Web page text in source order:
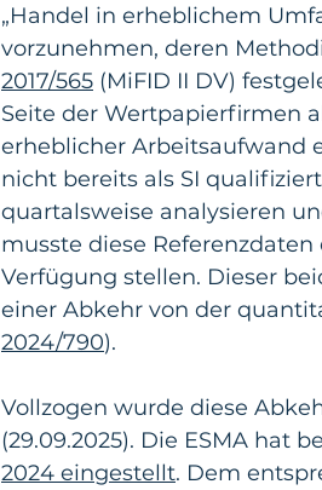
„Handel in erheblichem
vorzunehmen, deren
2017/565 (MiFID II DV)
Seite der Wertpapierfirmen
erheblicher Arbeitsaufwand
nicht bereits als SI
quartalsweise analysieren
musste diese
Verfügung stellen. Dieser
einer Abkehr von der
2024/790).
Vollzogen wurde diese
(29.09.2025). Die ESMA hat
2024 eingestellt. Dem